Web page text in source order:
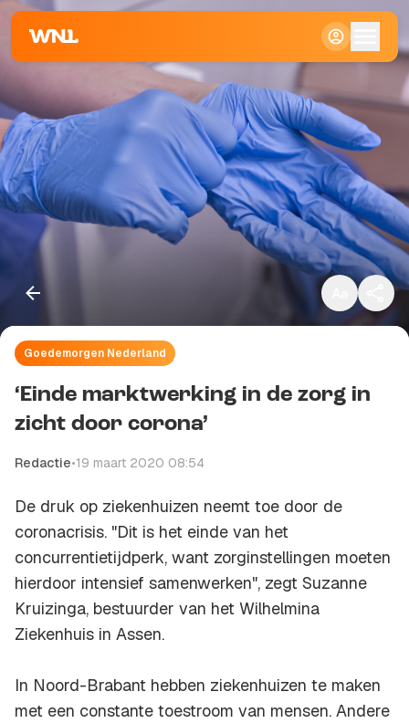
Klein
Standaard
Groot
Goedemorgen Nederland
‘Einde marktwerking in de zorg in
zicht door corona’
Redactie•19 maart 2020 08:54
De druk op ziekenhuizen neemt toe door de
coronacrisis. "Dit is het einde van het
concurrentietijdperk, want zorginstellingen moeten
hierdoor intensief samenwerken", zegt Suzanne
Kruizinga, bestuurder van het Wilhelmina
Ziekenhuis in Assen.
In Noord-Brabant hebben ziekenhuizen te maken
met een constante toestroom van mensen. Andere